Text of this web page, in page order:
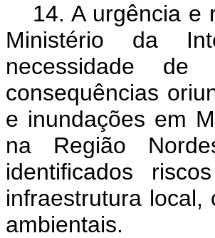
14. A urgência e
Ministério da
necessidade
consequências
e inundações em
na Região
identificados
infraestrutura local,
ambientais.